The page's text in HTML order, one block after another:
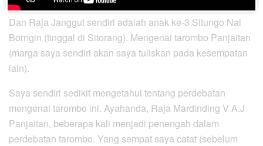
Dan Raja Janggut sendiri adalah anak ke-3 Situngo Nai
Borngin (tinggal di Sitorang). Mengenai tarombo Panjaitan
(marga saya sendiri akan saya tuliskan pada kesempatan
lain).
Saya sendiri sedikit mengetahui tentang perdebatan
mengenai tarombo ini. Ayahanda, Raja Mardinding V A.J
Panjaitan, beberapa kali menjadi penengah dalam
perdebatan tarombo. Yang sempat saya catat (sebelum